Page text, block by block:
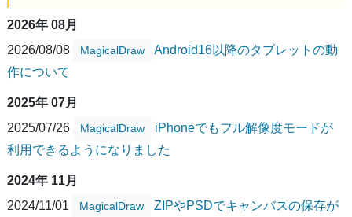
2026年 08月
2026/08/08
MagicalDraw
Android16以降のタブレットの動
作について
2025年 07月
2025/07/26
MagicalDraw
iPhoneでもフル解像度モードが
利用できるようになりました
2024年 11月
2024/11/01
MagicalDraw
ZIPやPSDでキャンバスの保存が